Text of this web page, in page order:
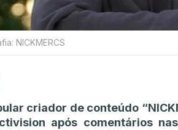
NICKMERCS
criador de conteúdo
após comentários